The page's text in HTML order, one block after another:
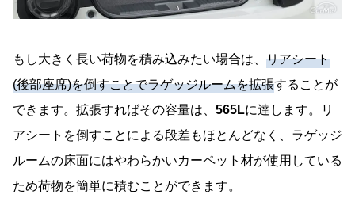
もし大きく長い荷物を積み込みたい場合は、 リアシート
(後部座席)を倒すことでラゲッジルームを拡張することが
できます。拡張すればその容量は、 565Lに達します。リ
アシートを倒すことによる段差もほとんどなく、ラゲッジ
ルームの床面にはやわらかいカーペット材が使用している
ため荷物を簡単に積むことができます。